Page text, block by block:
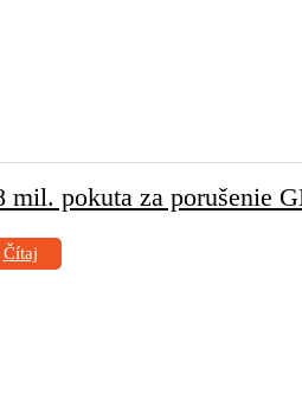
mil. pokuta za porušenie
Čítaj